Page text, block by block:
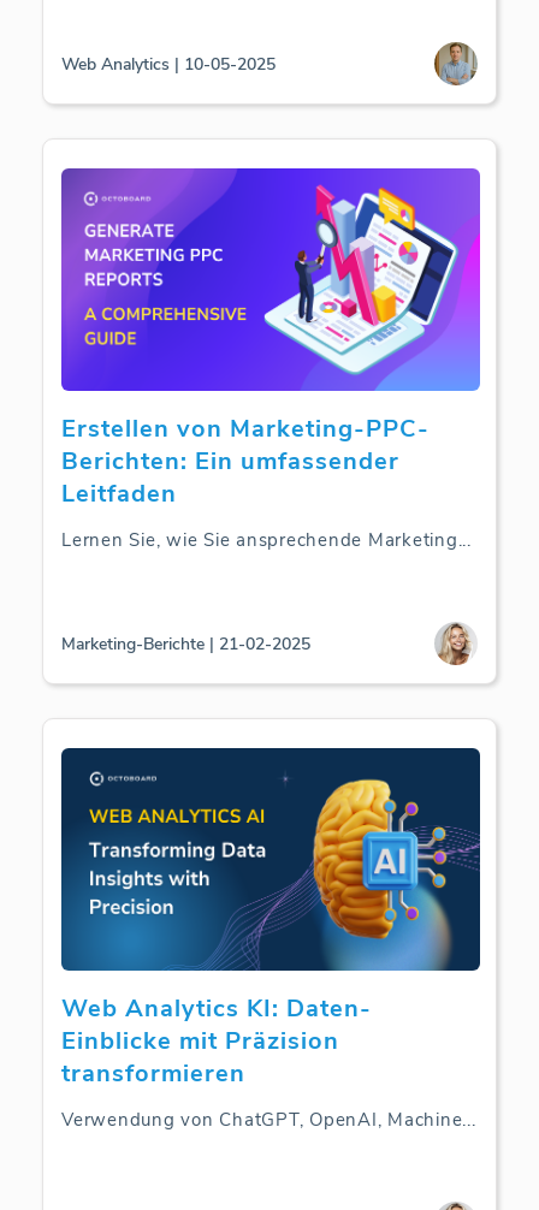
Web Analytics | 10-05-2025
Erstellen von Marketing-PPC-
Berichten: Ein umfassender
Leitfaden
Lernen Sie, wie Sie ansprechende Marketing...
Marketing-Berichte | 21-02-2025
Web Analytics KI: Daten-
Einblicke mit Präzision
transformieren
Verwendung von ChatGPT, OpenAI, Machine...